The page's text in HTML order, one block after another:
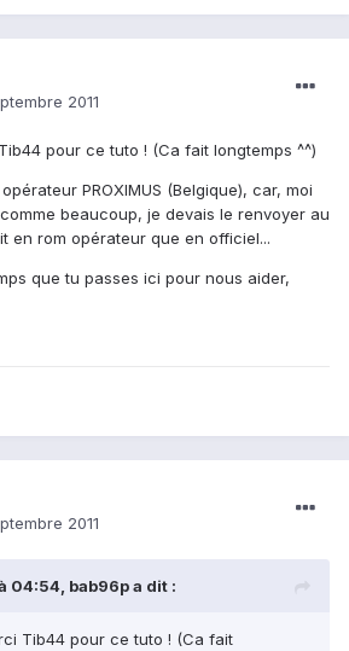
2011
pour ce tuto ! (Ca fait longtemps ^^)
PROXIMUS (Belgique), car, moi
beaucoup, je devais le renvoyer au
en rom opérateur que en officiel...
que tu passes ici pour nous aider,
2011
04:54, bab96p a dit :
Tib44 pour ce tuto ! (Ca fait